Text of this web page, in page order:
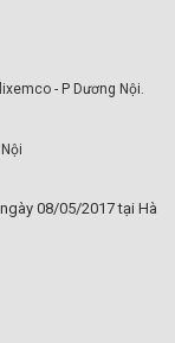
- P Dương Nội.
08/05/2017 tại Hà